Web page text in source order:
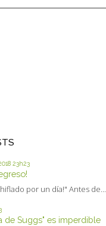
23h23
por un día!" Antes de...
de Suggs" es imperdible